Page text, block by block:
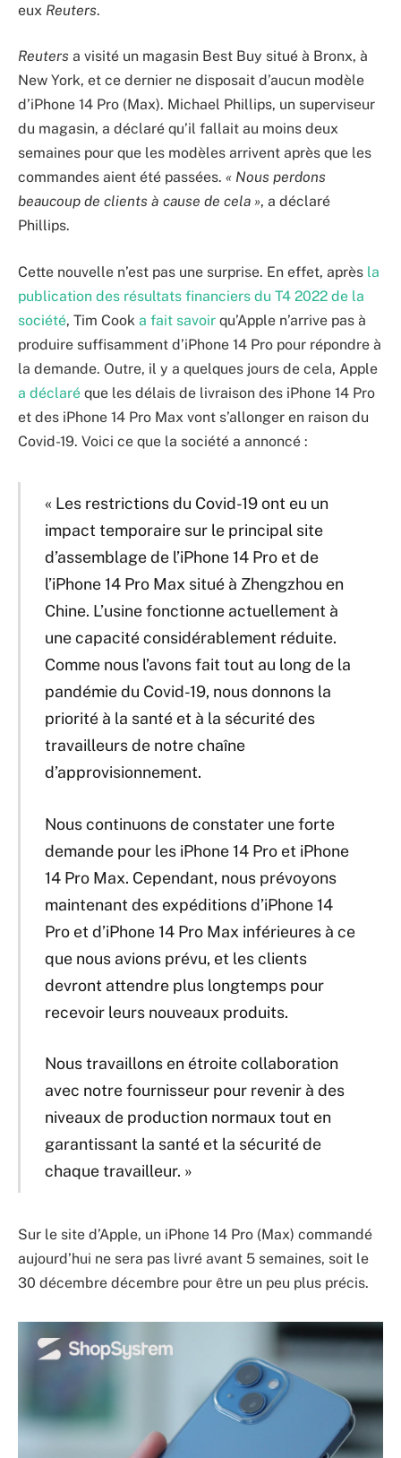
eux Reuters.
Reuters a visité un magasin Best Buy situé à Bronx, à
New York, et ce dernier ne disposait d’aucun modèle
d’iPhone 14 Pro (Max). Michael Phillips, un superviseur
du magasin, a déclaré qu’il fallait au moins deux
semaines pour que les modèles arrivent après que les
commandes aient été passées. « Nous perdons
beaucoup de clients à cause de cela », a déclaré
Phillips.
Cette nouvelle n’est pas une surprise. En effet, après la
publication des résultats financiers du T4 2022 de la
société, Tim Cook a fait savoir qu’Apple n’arrive pas à
produire suffisamment d’iPhone 14 Pro pour répondre à
la demande. Outre, il y a quelques jours de cela, Apple
a déclaré que les délais de livraison des iPhone 14 Pro
et des iPhone 14 Pro Max vont s’allonger en raison du
Covid-19. Voici ce que la société a annoncé :
« Les restrictions du Covid-19 ont eu un
impact temporaire sur le principal site
d’assemblage de l’iPhone 14 Pro et de
l’iPhone 14 Pro Max situé à Zhengzhou en
Chine. L’usine fonctionne actuellement à
une capacité considérablement réduite.
Comme nous l’avons fait tout au long de la
pandémie du Covid-19, nous donnons la
priorité à la santé et à la sécurité des
travailleurs de notre chaîne
d’approvisionnement.
Nous continuons de constater une forte
demande pour les iPhone 14 Pro et iPhone
14 Pro Max. Cependant, nous prévoyons
maintenant des expéditions d’iPhone 14
Pro et d’iPhone 14 Pro Max inférieures à ce
que nous avions prévu, et les clients
devront attendre plus longtemps pour
recevoir leurs nouveaux produits.
Nous travaillons en étroite collaboration
avec notre fournisseur pour revenir à des
niveaux de production normaux tout en
garantissant la santé et la sécurité de
chaque travailleur. »
Sur le site d’Apple, un iPhone 14 Pro (Max) commandé
aujourd’hui ne sera pas livré avant 5 semaines, soit le
30 décembre décembre pour être un peu plus précis.